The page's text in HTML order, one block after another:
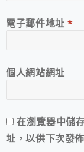
電子郵件地址*
個人網站網址
在瀏覽器中儲
址，以供下次發